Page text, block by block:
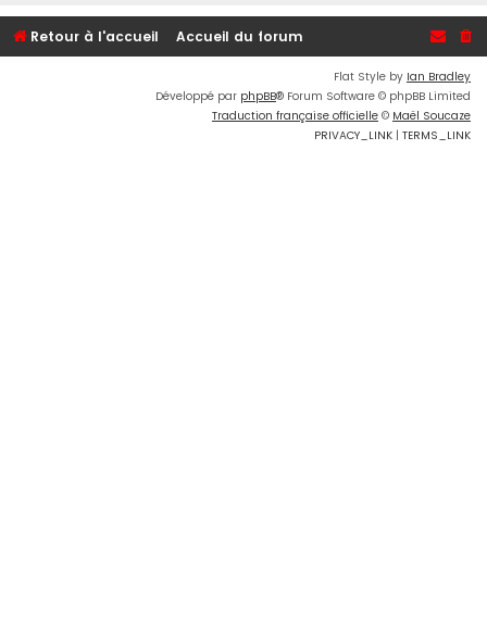
Retour à l'accueil Accueil du forum
Flat Style by Ian Bradley
Développé par phpBB® Forum Software © phpBB Limited
Traduction française officielle © Maël Soucaze
PRIVACY_LINK | TERMS_LINK